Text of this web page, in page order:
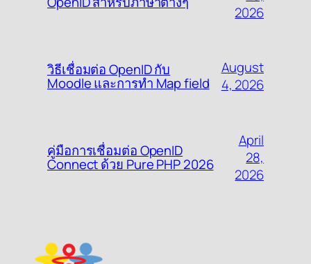
2026
วิธีเชื่อมต่อ OpenID กับ
Moodle และการทำ Map field
August
4, 2026
คู่มือการเชื่อมต่อ OpenID
Connect ด้วย Pure PHP 2026
April
28,
2026